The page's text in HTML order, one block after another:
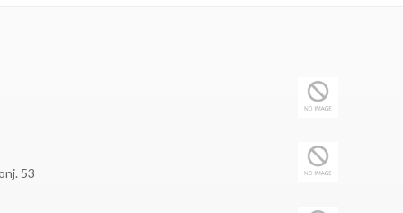
53